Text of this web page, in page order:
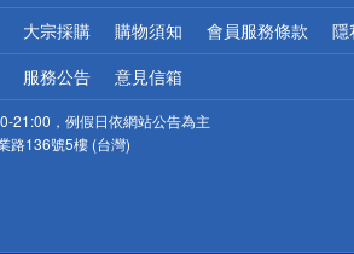
大宗採購 購物須知 會員服務條款 隱
服務公告 意見信箱
21:00，例假日依網站公告為主
路136號5樓 (台灣)